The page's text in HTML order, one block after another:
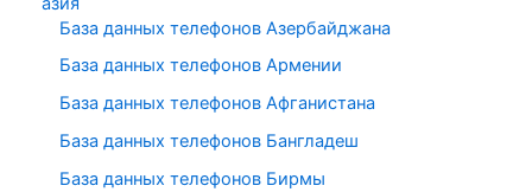
База данных телефонов Азербайджана
База данных телефонов Армении
База данных телефонов Афганистана
База данных телефонов Бангладеш
База данных телефонов Бирмы